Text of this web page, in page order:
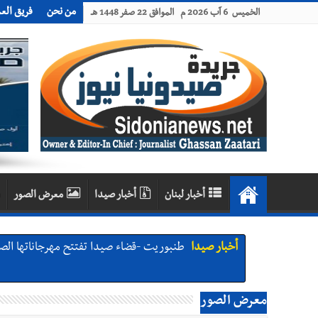
الخميس 6 آب 2026 م الموافق 22 صفر 1448 هـ من نحن فريق
أخبار لبنان أخبار صيدا معرض الصور
أخبار صيدا طنبوريت -قضاء صيدا تفتتح مهرجاناتها الصيفية بدعوة من بلديتها الخميس ٦-٨-٢٠٢٦ مع
أخبار صيدا نادي أشمون الرياضي - صيدا يُحلّق إلى معرض الصور